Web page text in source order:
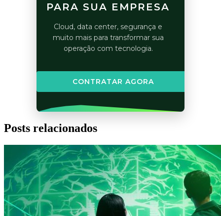
PARA SUA EMPRESA
Cloud, data center, segurança e
muito mais para transformar sua
operação com tecnologia.
CONTRATAR AGORA
Posts relacionados